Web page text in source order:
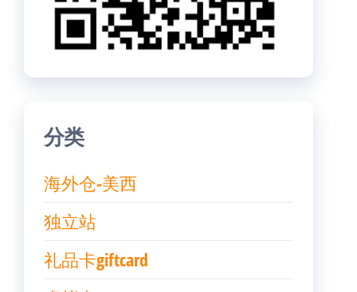
分类
海外仓-美西
独立站
礼品卡giftcard